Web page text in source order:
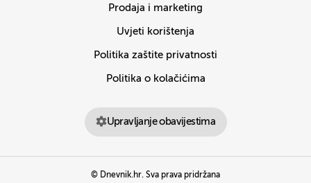
Prodaja i marketing
Uvjeti korištenja
Politika zaštite privatnosti
Politika o kolačićima
Upravljanje obavijestima
© Dnevnik.hr. Sva prava pridržana